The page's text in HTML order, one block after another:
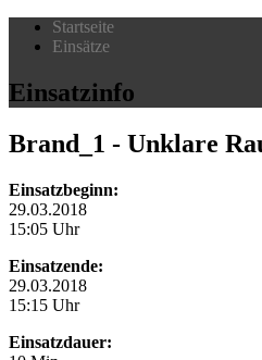
Startseite
Einsätze
Einsatzinfo
Brand_1 - Unklare
Einsatzbeginn:
29.03.2018
15:05 Uhr
Einsatzende:
29.03.2018
15:15 Uhr
Einsatzdauer: